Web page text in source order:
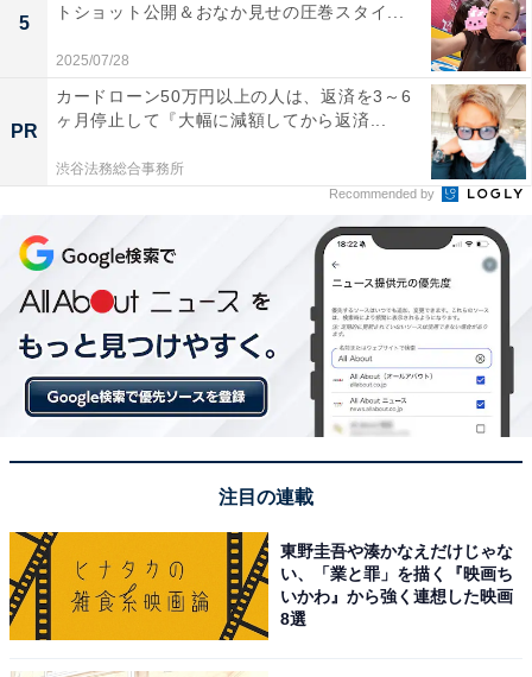
5
トショット公開＆おなか見せの圧巻スタイ...
2025/07/28
PR
カードローン50万円以上の人は、返済を3～6
ヶ月停止して『大幅に減額してから返済...
渋谷法務総合事務所
Recommended by
注目の連載
東野圭吾や湊かなえだけじゃな
い、「業と罪」を描く『映画ち
いかわ』から強く連想した映画
8選